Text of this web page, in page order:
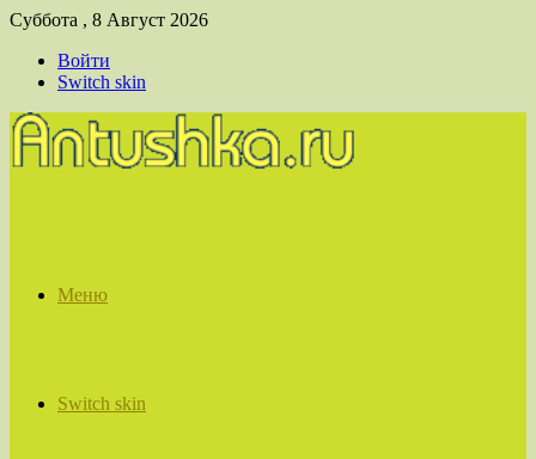
Суббота , 8 Август 2026
Войти
Switch skin
Меню
Switch skin